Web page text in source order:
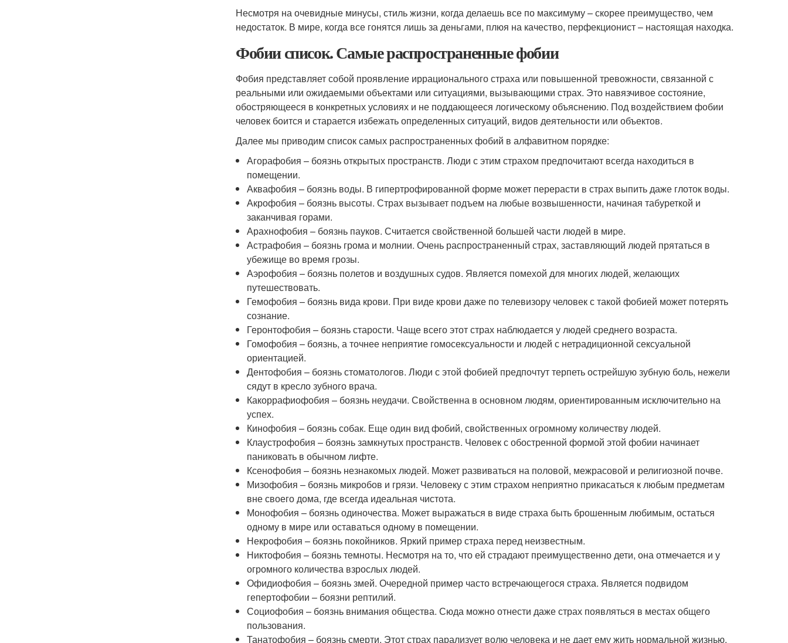
Несмотря на очевидные минусы, стиль жизни, когда делаешь все по максимуму – скорее преимущество, чем
недостаток. В мире, когда все гонятся лишь за деньгами, плюя на качество, перфекционист – настоящая находка.
Фобии список. Самые распространенные фобии
Фобия представляет собой проявление иррационального страха или повышенной тревожности, связанной с
реальными или ожидаемыми объектами или ситуациями, вызывающими страх. Это навязчивое состояние,
обостряющееся в конкретных условиях и не поддающееся логическому объяснению. Под воздействием фобии
человек боится и старается избежать определенных ситуаций, видов деятельности или объектов.
Далее мы приводим список самых распространенных фобий в алфавитном порядке:
Агорафобия – боязнь открытых пространств. Люди с этим страхом предпочитают всегда находиться в
помещении.
Аквафобия – боязнь воды. В гипертрофированной форме может перерасти в страх выпить даже глоток воды.
Акрофобия – боязнь высоты. Страх вызывает подъем на любые возвышенности, начиная табуреткой и
заканчивая горами.
Арахнофобия – боязнь пауков. Считается свойственной большей части людей в мире.
Астрафобия – боязнь грома и молнии. Очень распространенный страх, заставляющий людей прятаться в
убежище во время грозы.
Аэрофобия – боязнь полетов и воздушных судов. Является помехой для многих людей, желающих
путешествовать.
Гемофобия – боязнь вида крови. При виде крови даже по телевизору человек с такой фобией может потерять
сознание.
Геронтофобия – боязнь старости. Чаще всего этот страх наблюдается у людей среднего возраста.
Гомофобия – боязнь, а точнее неприятие гомосексуальности и людей с нетрадиционной сексуальной
ориентацией.
Дентофобия – боязнь стоматологов. Люди с этой фобией предпочтут терпеть острейшую зубную боль, нежели
сядут в кресло зубного врача.
Какоррафиофобия – боязнь неудачи. Свойственна в основном людям, ориентированным исключительно на
успех.
Кинофобия – боязнь собак. Еще один вид фобий, свойственных огромному количеству людей.
Клаустрофобия – боязнь замкнутых пространств. Человек с обостренной формой этой фобии начинает
паниковать в обычном лифте.
Ксенофобия – боязнь незнакомых людей. Может развиваться на половой, межрасовой и религиозной почве.
Мизофобия – боязнь микробов и грязи. Человеку с этим страхом неприятно прикасаться к любым предметам
вне своего дома, где всегда идеальная чистота.
Монофобия – боязнь одиночества. Может выражаться в виде страха быть брошенным любимым, остаться
одному в мире или оставаться одному в помещении.
Некрофобия – боязнь покойников. Яркий пример страха перед неизвестным.
Никтофобия – боязнь темноты. Несмотря на то, что ей страдают преимущественно дети, она отмечается и у
огромного количества взрослых людей.
Офидиофобия – боязнь змей. Очередной пример часто встречающегося страха. Является подвидом
гепертофобии – боязни рептилий.
Социофобия – боязнь внимания общества. Сюда можно отнести даже страх появляться в местах общего
пользования.
Танатофобия – боязнь смерти. Этот страх парализует волю человека и не дает ему жить нормальной жизнью.